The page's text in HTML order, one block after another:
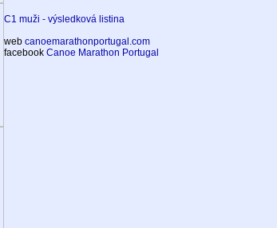
C1 muži - výsledková listina
web canoemarathonportugal.com
facebook Canoe Marathon Portugal